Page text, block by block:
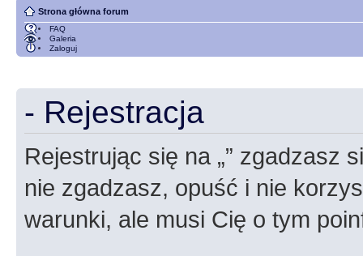
Strona główna forum
FAQ
Galeria
Zaloguj
- Rejestracja
Rejestrując się na „” zgadzasz
nie zgadzasz, opuść i nie
warunki, ale musi Cię o tym